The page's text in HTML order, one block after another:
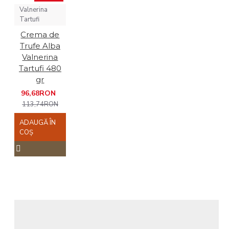
Valnerina
Tartufi
Crema de
Trufe Alba
Valnerina
Tartufi 480
gr
96,68RON
113,74RON
ADAUGĂ ÎN
COŞ